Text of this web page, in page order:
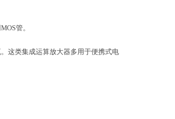
管。
这类集成运算放大器多用于便携式电